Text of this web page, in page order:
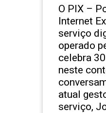
O PIX –
Internet
serviço
operado
celebra
neste
atual
serviço,